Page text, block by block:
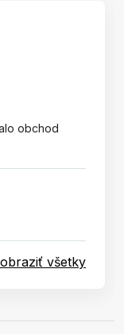
obchod
všetky